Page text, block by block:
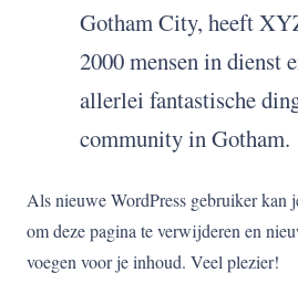
Gotham City, heeft
2000 mensen in dienst
allerlei fantastische
community in Gotham.
Als nieuwe WordPress gebruiker kan
om deze pagina te verwijderen en
voegen voor je inhoud. Veel plezier!